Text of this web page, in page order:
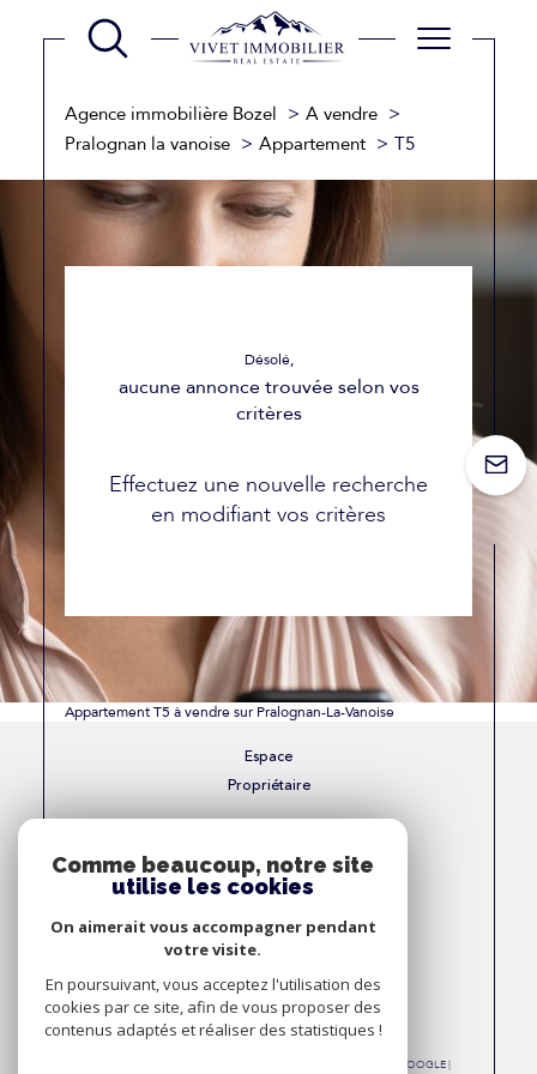
Agence immobilière Bozel
A vendre
Pralognan la vanoise
Appartement T5
Désolé,
aucune annonce trouvée selon vos
critères
Effectuez une nouvelle recherche
en modifiant vos critères
Appartement T5 à vendre sur Pralognan-La-Vanoise
Espace
Propriétaire
Adhérons
© 2026 | TOUS DROITS RÉSERVÉS | TRADUCTION POWERED BY GOOGLE |
Comme beaucoup, notre site
utilise les cookies
On aimerait vous accompagner pendant
votre visite.
En poursuivant, vous acceptez l'utilisation des
cookies par ce site, afin de vous proposer des
contenus adaptés et réaliser des statistiques !